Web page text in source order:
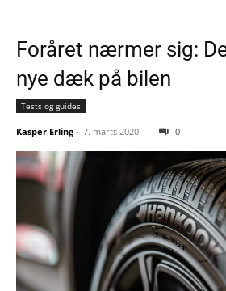
Foråret nærmer sig:
nye dæk på bilen
Tests og guides
Kasper Erling - 7. marts 2020 0